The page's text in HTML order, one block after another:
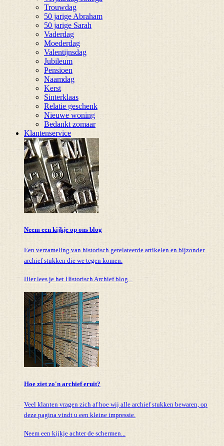
Trouwdag
50 jarige Abraham
50 jarige Sarah
Vaderdag
Moederdag
Valentijnsdag
Jubileum
Pensioen
Naamdag
Kerst
Sinterklaas
Relatie geschenk
Nieuwe woning
Bedankt zomaar
Klantenservice
Neem een kijkje op ons blog
Een verzameling van historisch gerelateerde artikelen en bijzonder
archief stukken die we tegen komen.
Hier lees je het Historisch Archief blog...
Hoe ziet zo'n archief eruit?
Veel klanten vragen zich af hoe wij alle archief stukken bewaren, op
deze pagina vindt u een kleine impressie.
Neem een kijkje achter de schermen...